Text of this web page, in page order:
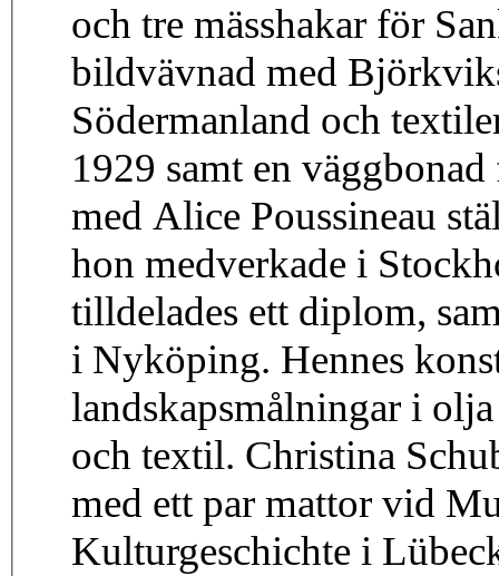
och tre mässhakar för
bildvävnad med
Södermanland och
1929 samt en
med Alice Poussineau
hon medverkade i
tilldelades ett diplom,
i Nyköping. Hennes
landskapsmålningar i
och textil. Christina
med ett par mattor vid
Kulturgeschichte i